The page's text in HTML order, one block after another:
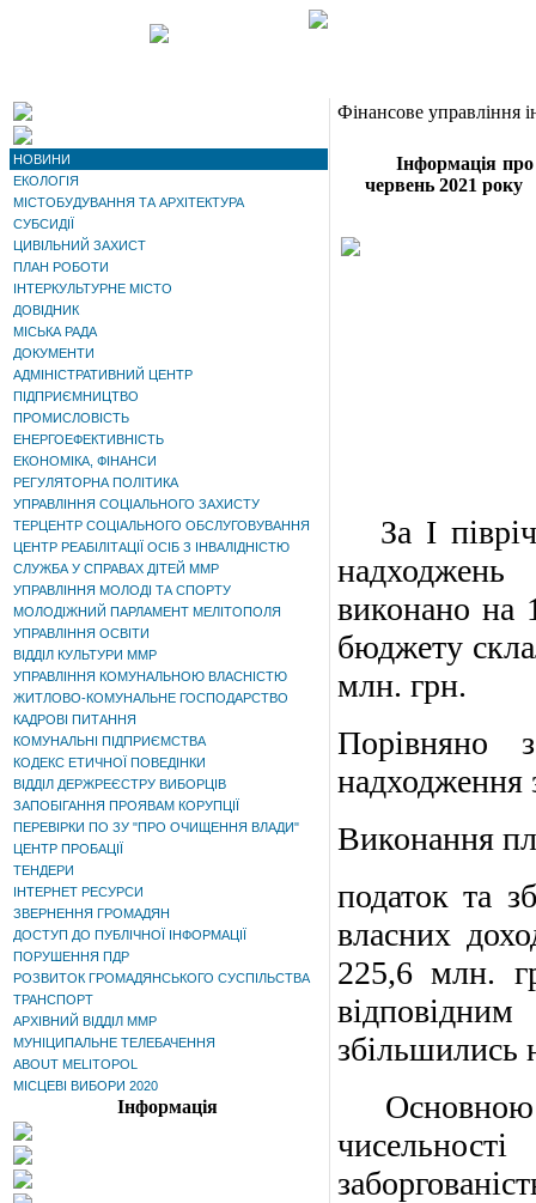
НОВИНИ
ЕКОЛОГІЯ
МІСТОБУДУВАННЯ ТА АРХІТЕКТУРА
СУБСИДІЇ
ЦИВІЛЬНИЙ ЗАХИСТ
ПЛАН РОБОТИ
ІНТЕРКУЛЬТУРНЕ МІСТО
ДОВІДНИК
МІСЬКА РАДА
ДОКУМЕНТИ
АДМІНІСТРАТИВНИЙ ЦЕНТР
ПІДПРИЄМНИЦТВО
ПРОМИСЛОВІСТЬ
ЕНЕРГОЕФЕКТИВНІСТЬ
ЕКОНОМІКА, ФІНАНСИ
РЕГУЛЯТОРНА ПОЛІТИКА
УПРАВЛІННЯ СОЦІАЛЬНОГО ЗАХИСТУ
ТЕРЦЕНТР СОЦІАЛЬНОГО ОБСЛУГОВУВАННЯ
ЦЕНТР РЕАБІЛІТАЦІЇ ОСІБ З ІНВАЛІДНІСТЮ
СЛУЖБА У СПРАВАХ ДІТЕЙ ММР
УПРАВЛІННЯ МОЛОДІ ТА СПОРТУ
МОЛОДІЖНИЙ ПАРЛАМЕНТ МЕЛІТОПОЛЯ
УПРАВЛІННЯ ОСВІТИ
ВІДДІЛ КУЛЬТУРИ ММР
УПРАВЛІННЯ КОМУНАЛЬНОЮ ВЛАСНІСТЮ
ЖИТЛОВО-КОМУНАЛЬНЕ ГОСПОДАРСТВО
КАДРОВІ ПИТАННЯ
КОМУНАЛЬНІ ПІДПРИЄМСТВА
КОДЕКС ЕТИЧНОЇ ПОВЕДІНКИ
ВІДДІЛ ДЕРЖРЕЄСТРУ ВИБОРЦІВ
ЗАПОБІГАННЯ ПРОЯВАМ КОРУПЦІЇ
ПЕРЕВІРКИ ПО ЗУ "ПРО ОЧИЩЕННЯ ВЛАДИ"
ЦЕНТР ПРОБАЦІЇ
ТЕНДЕРИ
ІНТЕРНЕТ РЕСУРСИ
ЗВЕРНЕННЯ ГРОМАДЯН
ДОСТУП ДО ПУБЛІЧНОЇ ІНФОРМАЦІЇ
ПОРУШЕННЯ ПДР
РОЗВИТОК ГРОМАДЯНСЬКОГО СУСПІЛЬСТВА
ТРАНСПОРТ
АРХІВНИЙ ВІДДІЛ ММР
МУНІЦИПАЛЬНЕ ТЕЛЕБАЧЕННЯ
ABOUT MELITOPOL
МІСЦЕВІ ВИБОРИ 2020
Інформація
Фінансове управління
Інформація
червень 2021 року
За I
виконано на
бюджету
млн. грн.
Порівняно
надходження
Виконання
податок та
власних
225,6 млн.
збільшились
Основною